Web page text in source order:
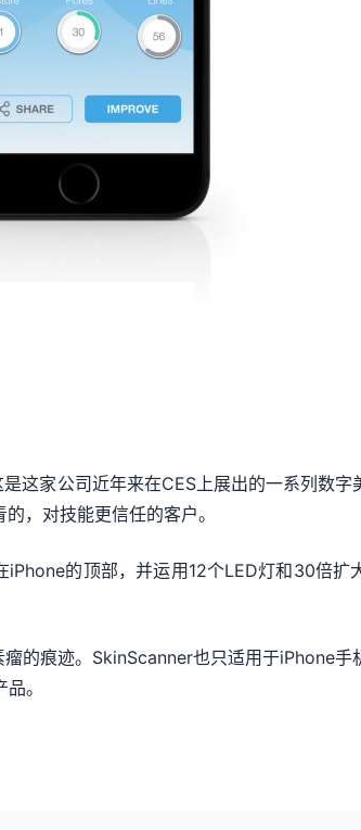
这家公司近年来在CES上展出的一系列数字
，对技能更信任的客户。
的顶部，并运用12个LED灯和30倍扩
的痕迹。SkinScanner也只适用于iPhone手
。